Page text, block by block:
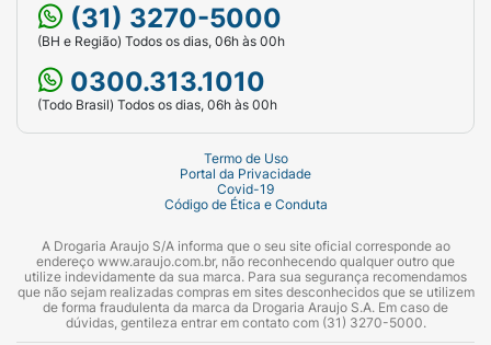
(31) 3270-5000
(BH e Região) Todos os dias, 06h às 00h
0300.313.1010
(Todo Brasil) Todos os dias, 06h às 00h
Termo de Uso
Portal da Privacidade
Covid-19
Código de Ética e Conduta
A Drogaria Araujo S/A informa que o seu site oficial corresponde ao
endereço www.araujo.com.br, não reconhecendo qualquer outro que
utilize indevidamente da sua marca. Para sua segurança recomendamos
que não sejam realizadas compras em sites desconhecidos que se utilizem
de forma fraudulenta da marca da Drogaria Araujo S.A. Em caso de
dúvidas, gentileza entrar em contato com (31) 3270-5000.